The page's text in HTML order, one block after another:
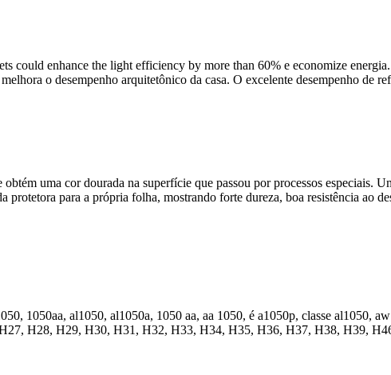
could enhance the light efficiency by more than 60% e economize
o desempenho arquitetônico da casa. O excelente desempenho de
uma cor dourada na superfície que passou por processos especiais.
para a própria folha, mostrando forte dureza, boa resistência ao
1050aa, al1050, al1050a, 1050 aa, aa 1050, é a1050p, classe al1050,
H28, H29, H30, H31, H32, H33, H34, H35, H36, H37, H38, H39,